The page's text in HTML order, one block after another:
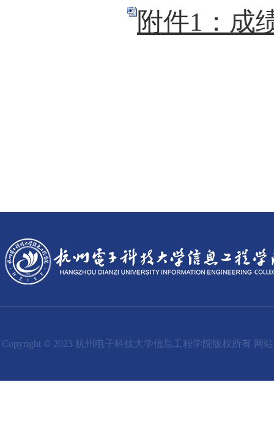
附件1：成
Copyright © 2023 杭州电子科技大学信息工程学院版权所有 网